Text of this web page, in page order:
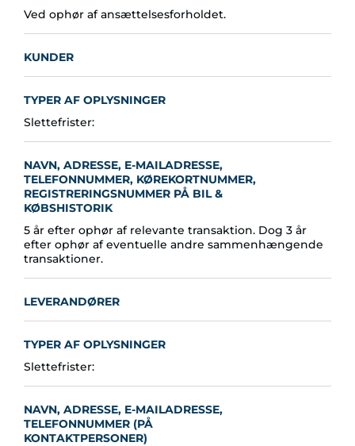
Ved ophør af ansættelsesforholdet.
KUNDER
TYPER AF OPLYSNINGER
Slettefrister:
NAVN, ADRESSE, E-MAILADRESSE,
TELEFONNUMMER, KØREKORTNUMMER,
REGISTRERINGSNUMMER PÅ BIL &
KØBSHISTORIK
5 år efter ophør af relevante transaktion. Dog 3 år
efter ophør af eventuelle andre sammenhængende
transaktioner.
LEVERANDØRER
TYPER AF OPLYSNINGER
Slettefrister:
NAVN, ADRESSE, E-MAILADRESSE,
TELEFONNUMMER (PÅ
KONTAKTPERSONER)